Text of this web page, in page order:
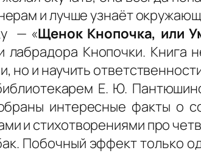
и лучше узнаёт
— «Щенок Кнопочка, или
Кнопочки. Книга
и научить
Е. Ю.
интересные факты о
и стихотворениями про
Побочный эффект только